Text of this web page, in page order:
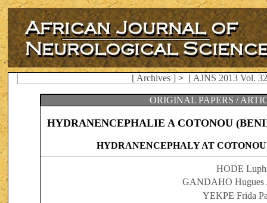
[ Archives ] > [ AJNS 2013 Vol.
ORIGINAL PAPERS /
HYDRANENCEPHALIE A COTONOU
HYDRANENCEPHALY AT
HODE
GANDAHO Hugues
YEKPE Frida